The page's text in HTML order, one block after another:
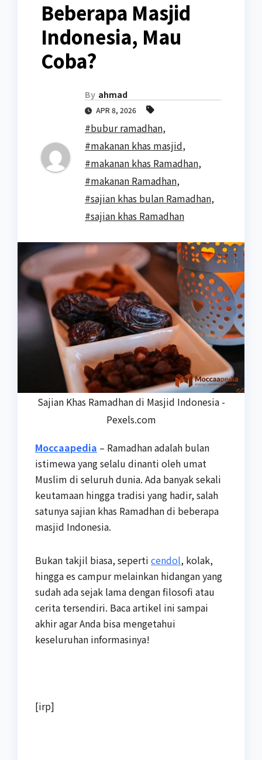
Beberapa Masjid
Indonesia, Mau
Coba?
By ahmad
APR 8, 2026
#bubur ramadhan,
#makanan khas masjid,
#makanan khas Ramadhan,
#makanan Ramadhan,
#sajian khas bulan Ramadhan,
#sajian khas Ramadhan
Sajian Khas Ramadhan di Masjid Indonesia -
Pexels.com
Moccaapedia – Ramadhan adalah bulan
istimewa yang selalu dinanti oleh umat
Muslim di seluruh dunia. Ada banyak sekali
keutamaan hingga tradisi yang hadir, salah
satunya sajian khas Ramadhan di beberapa
masjid Indonesia.
Bukan takjil biasa, seperti cendol, kolak,
hingga es campur melainkan hidangan yang
sudah ada sejak lama dengan filosofi atau
cerita tersendiri. Baca artikel ini sampai
akhir agar Anda bisa mengetahui
keseluruhan informasinya!
[irp]